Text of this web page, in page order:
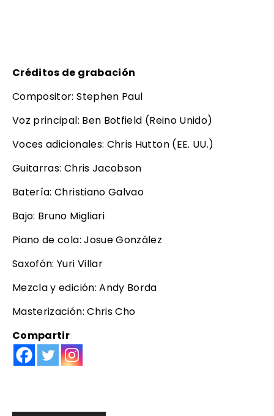
Créditos de grabación
Compositor: Stephen Paul
Voz principal: Ben Botfield (Reino Unido)
Voces adicionales: Chris Hutton (EE. UU.)
Guitarras: Chris Jacobson
Batería: Christiano Galvao
Bajo: Bruno Migliari
Piano de cola: Josue González
Saxofón: Yuri Villar
Mezcla y edición: Andy Borda
Masterización: Chris Cho
Compartir